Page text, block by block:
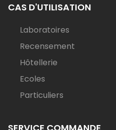
CAS D'UTILISATION
Laboratoires
Recensement
Hôtellerie
Ecoles
Particuliers